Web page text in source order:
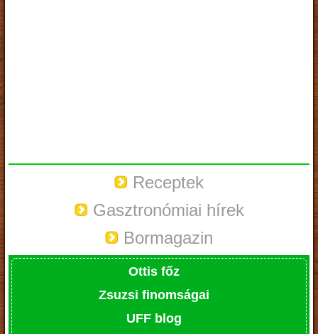
Receptek
Gasztronómiai hírek
Bormagazin
Ottis főz
Zsuzsi finomságai
UFF blog